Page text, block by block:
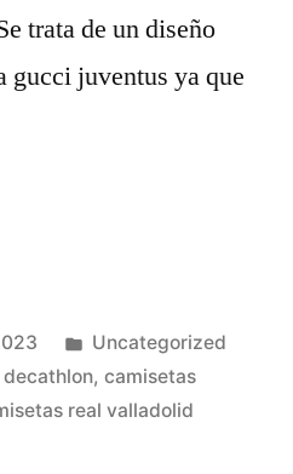
trata de un diseño
gucci juventus ya que
Publicado
en
Uncategorized
, camisetas
real valladolid